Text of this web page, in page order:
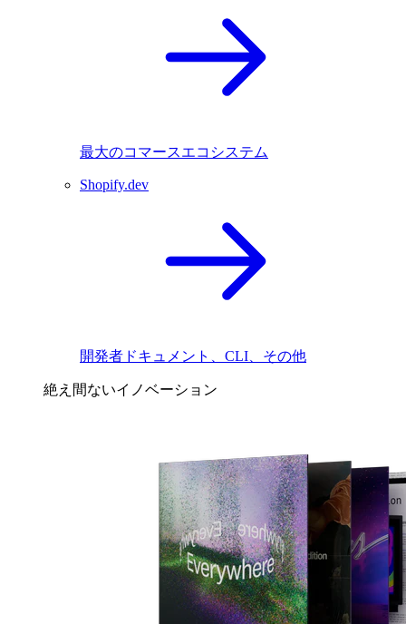
最大のコマースエコシステム
Shopify.dev
開発者ドキュメント、CLI、その他
絶え間ないイノベーション